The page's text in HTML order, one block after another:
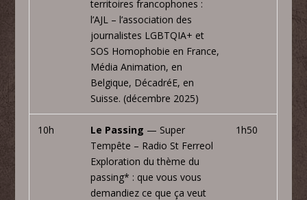
territoires francophones :
l’AJL – l’association des
journalistes LGBTQIA+ et
SOS Homophobie en France,
Média Animation, en
Belgique, DécadréE, en
Suisse. (décembre 2025)
10h Le Passing — Super
Tempête – Radio St Ferreol
Exploration du thème du
passing* : que vous vous
demandiez ce que ça veut
1h50